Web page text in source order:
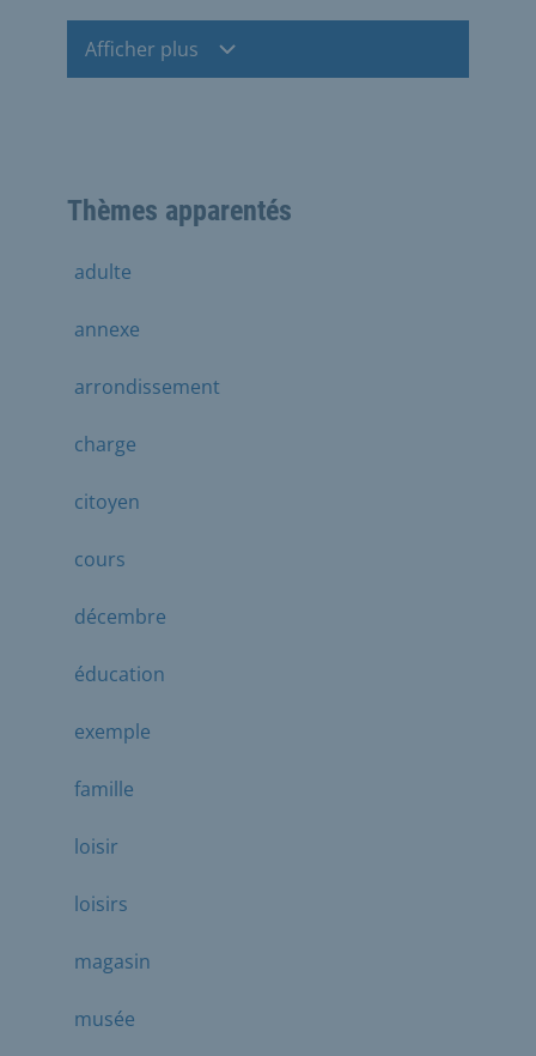
Afficher plus
Thèmes apparentés
adulte
annexe
arrondissement
charge
citoyen
cours
décembre
éducation
exemple
famille
loisir
loisirs
magasin
musée